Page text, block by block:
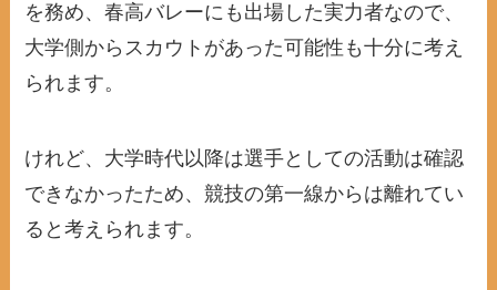
を務め、春高バレーにも出場した実力者なので、
大学側からスカウトがあった可能性も十分に考え
られます。
けれど、大学時代以降は選手としての活動は確認
できなかったため、競技の第一線からは離れてい
ると考えられます。